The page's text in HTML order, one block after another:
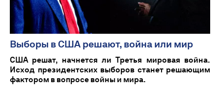
Выборы в США решают, война или мир
США решат, начнется ли Третья мировая война.
Исход президентских выборов станет решающим
фактором в вопросе войны и мира.